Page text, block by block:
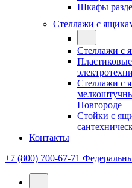
Шкафы
Стеллажи с
Стеллажи с
Стеллажи с
Новгороде
Стойки с
Контакты
+7 (800) 700-67-71